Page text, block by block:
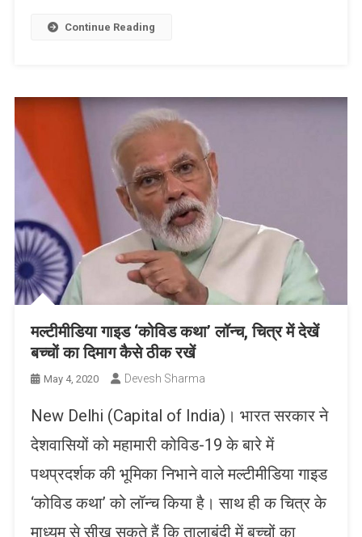
Continue Reading
मल्टीमीडिया गाइड ‘कोविड कथा’ लॉन्च, चित्र में देखें
बच्चों का दिमाग कैसे ठीक रखें
May 4, 2020 Devesh Sharma
New Delhi (Capital of India)। भारत सरकार ने
देशवासियों को महामारी कोविड-19 के बारे में
पथप्रदर्शक की भूमिका निभाने वाले मल्टीमीडिया गाइड
‘कोविड कथा’ को लॉन्च किया है। साथ ही क चित्र के
माध्यम से सीख सकते हैं कि तालाबंदी में बच्चों का